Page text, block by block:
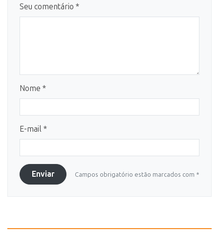
Seu comentário *
Nome *
E-mail *
Enviar Campos obrigatório estão marcados com *